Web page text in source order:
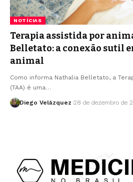
NOTÍCIAS
Terapia assistida por
Belletato: a conexão sutil
animal
Como informa Nathalia Belletato, a
(TAA) é uma…
Diego Velázquez 28 de dezembro de